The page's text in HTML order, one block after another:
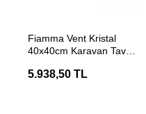
Fiamma Vent Kristal
40x40cm Karavan Tavan
5.938,50 TL